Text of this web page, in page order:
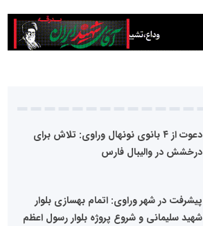
دعوت از ۴ بانوی نونهال وراوی: تلاش برای
درخشش در والیبال فارس
پیشرفت در شهر وراوی: اتمام بهسازی بلوار
شهید سلیمانی و شروع پروژه بلوار رسول اعظم